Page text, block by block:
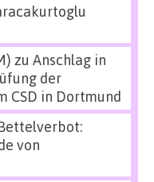
zu Anschlag in
der
CSD in Dortmund
von